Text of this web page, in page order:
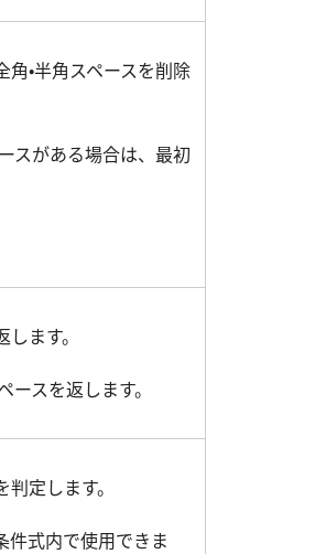
・半角スペースを削除
スがある場合は、最初
ます。
ースを返します。
定します。
件式内で使用できま